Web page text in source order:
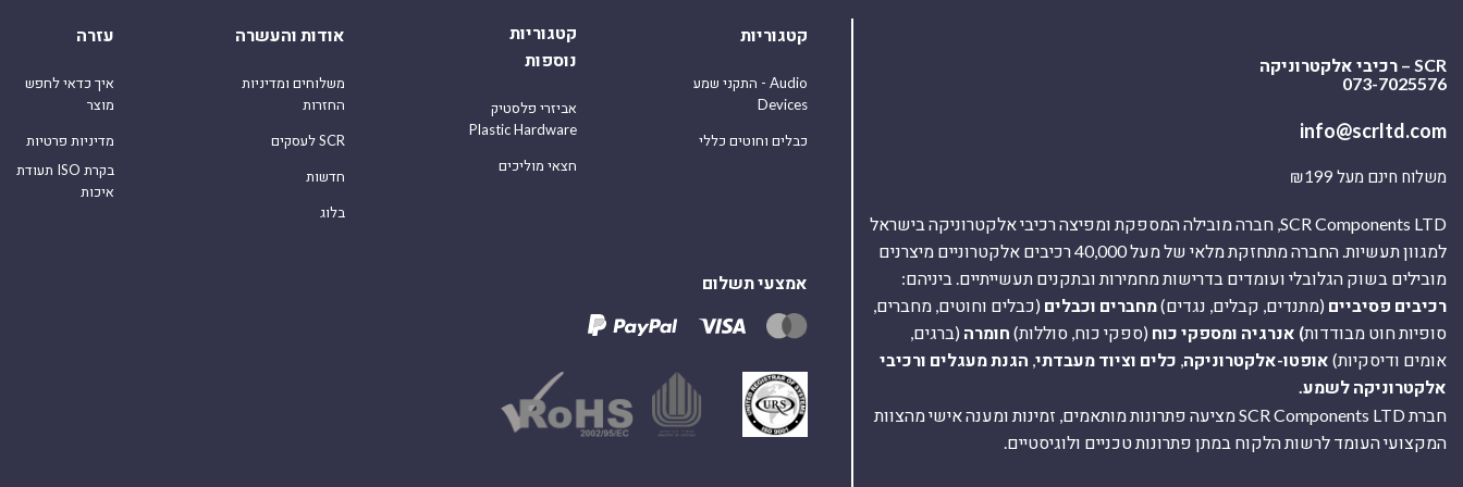
SCR – רכיבי אלקטרוניקה
073-7025576
info@scrltd.com
משלוח חינם מעל ₪199
SCR Components LTD, חברה מובילה המספקת ומפיצה רכיבי אלקטרוניקה בישראל
למגוון תעשיות. החברה מתחזקת מלאי של מעל 40,000 רכיבים אלקטרוניים מיצרנים
מובילים בשוק הגלובלי ועומדים בדרישות מחמירות ובתקנים תעשייתיים. ביניהם:
רכיבים פסיביים (מתנדים, קבלים, נגדים)מחברים וכבלים (כבלים וחוטים, מחברים,
סופיות חוט מבודדות) אנרגיה ומספקי כוח (ספקי כוח, סוללות) חומרה (ברגים,
אומים ודיסקיות) אופטו-אלקטרוניקה כלים וציוד מעבדתי הגנת מעגלים ורכיבי
אלקטרוניקה לשמע.
חברת SCR Components LTD מציעה פתרונות מותאמים, זמינות ומענה אישי מהצוות
המקצועי העומד לרשות הלקוח במתן פתרונות טכניים ולוגיסטיים.
קטגוריות
התקני שמע - Audio
Devices
כבלים וחוטים כללי
קטגוריות
נוספות
אביזרי פלסטיק
Plastic Hardware
חצאי מוליכים
אודות והעשרה
משלוחים ומדיניות
החזרות
לעסקים SCR
חדשות
בלוג
עזרה
איך כדאי לחפש
מוצר
מדיניות פרטיות
תעודת ISO בקרת
איכות
אמצעי תשלום